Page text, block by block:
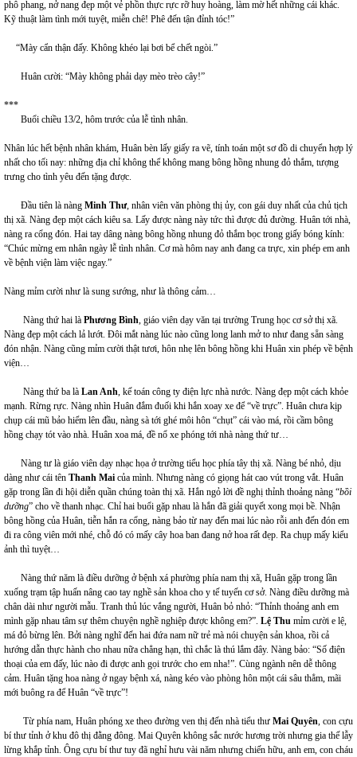
phô phang, nở nang đẹp một vẻ phồn thực rực rỡ huy hoàng, làm mờ hết những cái khác.
Kỹ thuật làm tình mới tuyệt, miễn chê! Phê đến tận đỉnh tóc!”
“Mày cẩn thận đấy. Không khéo lại bơi bể chết ngòi.”
Huân cười: “Mày không phải dạy mèo trèo cây!”
***
Buổi chiều 13/2, hôm trước của lễ tình nhân.
Nhân lúc hết bệnh nhân khám, Huân bèn lấy giấy ra vẽ, tính toán một sơ đồ di chuyển hợp lý
nhất cho tối nay: những địa chỉ không thể không mang bông hồng nhung đỏ thắm, tượng
trưng cho tình yêu đến tặng được.
Đầu tiên là nàng Minh Thư, nhân viên văn phòng thị ủy, con gái duy nhất của chủ tịch
thị xã. Nàng đẹp một cách kiêu sa. Lấy được nàng này tức thì được đủ đường. Huân tới nhà,
nàng ra cổng đón. Hai tay dâng nàng bông hồng nhung đỏ thắm bọc trong giấy bóng kính:
“Chúc mừng em nhân ngày lễ tình nhân. Cơ mà hôm nay anh đang ca trực, xin phép em anh
về bệnh viện làm việc ngay.”
Nàng mỉm cười như là sung sướng, như là thông cảm…
Nàng thứ hai là Phương Bình , giáo viên dạy văn tại trường Trung học cơ sở thị xã.
Nàng đẹp một cách lả lướt. Đôi mắt nàng lúc nào cũng long lanh mở to như đang sẵn sàng
đón nhận. Nàng cũng mỉm cười thật tươi, hôn nhẹ lên bông hồng khi Huân xin phép về bệnh
viện…
Nàng thứ ba là Lan Anh , kế toán công ty điện lực nhà nước. Nàng đẹp một cách khỏe
mạnh. Rừng rực. Nàng nhìn Huân đắm đuối khi hắn xoay xe để “về trực”. Huân chưa kịp
chụp cái mũ bảo hiểm lên đầu, nàng sà tới ghé môi hôn “chụt” cái vào má, rồi cầm bông
hồng chạy tót vào nhà. Huân xoa má, đề nổ xe phóng tới nhà nàng thứ tư…
Nàng tư là giáo viên dạy nhạc họa ở trường tiểu học phía tây thị xã. Nàng bé nhỏ, dịu
dàng như cái tên Thanh Mai của mình. Nhưng nàng có giọng hát cao vút trong vắt. Huân
gặp trong lần đi hội diễn quần chúng toàn thị xã. Hắn ngỏ lời đề nghị thỉnh thoảng nàng “bồi
dưỡng” cho về thanh nhạc. Chỉ hai buổi gặp nhau là hắn đã giải quyết xong mọi bề. Nhận
bông hồng của Huân, tiễn hắn ra cổng, nàng bảo từ nay đến mai lúc nào rỗi anh đến đón em
đi ra công viên mới nhé, chỗ đó có mấy cây hoa ban đang nở hoa rất đẹp. Ra chụp mấy kiểu
ảnh thì tuyệt…
Nàng thứ năm là điều dưỡng ở bệnh xá phường phía nam thị xã, Huân gặp trong lần
xuống trạm tập huấn nâng cao tay nghề sản khoa cho y tế tuyến cơ sở. Nàng điều dưỡng mà
chân dài như người mẫu. Tranh thủ lúc vắng người, Huân bỏ nhỏ: “Thỉnh thoảng anh em
mình gặp nhau tâm sự thêm chuyện nghề nghiệp được không em?”. Lệ Thu mỉm cười e lệ,
má đỏ bừng lên. Bởi nàng nghĩ đến hai đứa nam nữ trẻ mà nói chuyện sản khoa, rồi cả
hướng dẫn thực hành cho nhau nữa chẳng hạn, thì chắc là thú lắm đây. Nàng bảo: “Số điện
thoại của em đấy, lúc nào đi được anh gọi trước cho em nha!”. Cùng ngành nên dễ thông
cảm. Huân tặng hoa nàng ở ngay bệnh xá, nàng kéo vào phòng hôn một cái sâu thẳm, mãi
mới buông ra để Huân “về trực”!
Từ phía nam, Huân phóng xe theo đường ven thị đến nhà tiểu thư Mai Quyên , con cựu
bí thư tỉnh ở khu đô thị đằng đông. Mai Quyên không sắc nước hương trời nhưng gia thế lẫy
lừng khắp tỉnh. Ông cựu bí thư tuy đã nghỉ hưu vài năm nhưng chiến hữu, anh em, con cháu